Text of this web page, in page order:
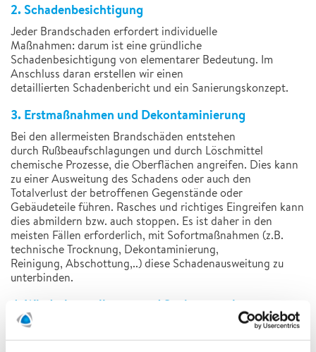
2. Schadenbesichtigung
Jeder Brandschaden erfordert individuelle
Maßnahmen: darum ist eine gründliche
Schadenbesichtigung von elementarer Bedeutung. Im
Anschluss daran erstellen wir einen
detaillierten Schadenbericht und ein Sanierungskonzept.
3. Erstmaßnahmen und Dekontaminierung
Bei den allermeisten Brandschäden entstehen
durch Rußbeaufschlagungen und durch Löschmittel
chemische Prozesse, die Oberflächen angreifen. Dies kann
zu einer Ausweitung des Schadens oder auch den
Totalverlust der betroffenen Gegenstände oder
Gebäudeteile führen. Rasches und richtiges Eingreifen kann
dies abmildern bzw. auch stoppen. Es ist daher in den
meisten Fällen erforderlich, mit Sofortmaßnahmen (z.B.
technische Trocknung, Dekontaminierung,
Reinigung, Abschottung,..) diese Schadenausweitung zu
unterbinden.
4. Wiederherstellungs- und Sanierungsphase
Nach Beendigung der Erstmaßnahmen beginnt in den
meisten Fällen die Sanierungsphase. Hier werden unter